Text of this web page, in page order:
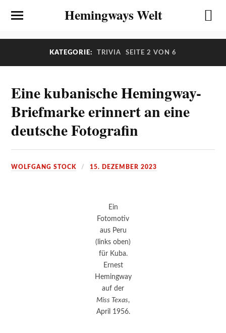
Hemingways Welt
KATEGORIE: TRIVIA SEITE 2 VON 6
Eine kubanische Hemingway-
Briefmarke erinnert an eine
deutsche Fotografin
WOLFGANG STOCK 15. DEZEMBER 2023
Ein
Fotomotiv
aus Peru
(links oben)
für Kuba.
Ernest
Hemingway
auf der
Miss Texas,
April 1956.